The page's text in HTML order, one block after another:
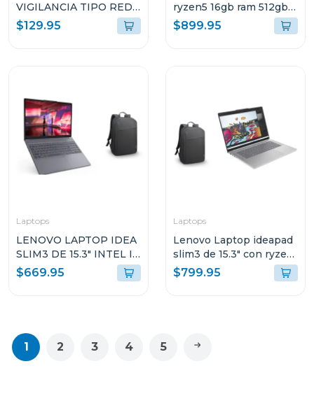
VIGILANCIA TIPO RED
DOMO CON LUZ
HÍBRIDA INTELIGENTE
$129.95
ryzen5 16gb ram 512gb
ssd wndows 11 home sl
gris luna arp9 + mochila
$899.95
Laptops
LENOVO LAPTOP IDEA
SLIM3 DE 15.3" INTEL I5
CON 16GB RAM Y 512GB
SSD WINDOWS 11
$669.95
Laptops
Lenovo Laptop ideapad
slim3 de 15.3" con ryzen
7 24gb ram y 512gb ssd
windows 11
$799.95
1 2 3 4 5